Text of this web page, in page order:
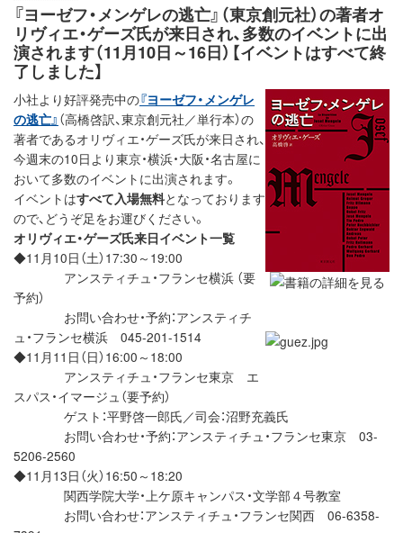
『ヨーゼフ・メンゲレの逃亡』（東京創元社）の著者オ
リヴィエ・ゲーズ氏が来日され、多数のイベントに出
演されます（11月10日～16日）【イベントはすべて終
了しました】
小社より好評発売中の『ヨーゼフ・メンゲレ
の逃亡』 （高橋啓訳、東京創元社／単行本）の
著者であるオリヴィエ・ゲーズ氏が来日され、
今週末の10日より東京・横浜・大阪・名古屋に
おいて多数のイベントに出演されます。
イベントはすべて入場無料となっております
ので、どうぞ足をお運びください。
オリヴィエ・ゲーズ氏来日イベント一覧
◆11月10日（土）17:30～19:00
アンスティチュ・フランセ横浜 （要
予約）
お問い合わせ・予約：アンスティチ
ュ・フランセ横浜 045-201-1514
◆11月11日（日）16:00～18:00
アンスティチュ・フランセ東京 エ
スパス・イマージュ（要予約）
ゲスト：平野啓一郎氏／司会：沼野充義氏
お問い合わせ・予約：アンスティチュ・フランセ東京 03-
5206-2560
◆11月13日（火）16:50～18:20
関西学院大学・上ケ原キャンパス・文学部４号教室
お問い合わせ：アンスティチュ・フランセ関西 06-6358-